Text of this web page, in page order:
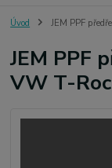
Úvod JEM PPF
JEM PPF
VW T-